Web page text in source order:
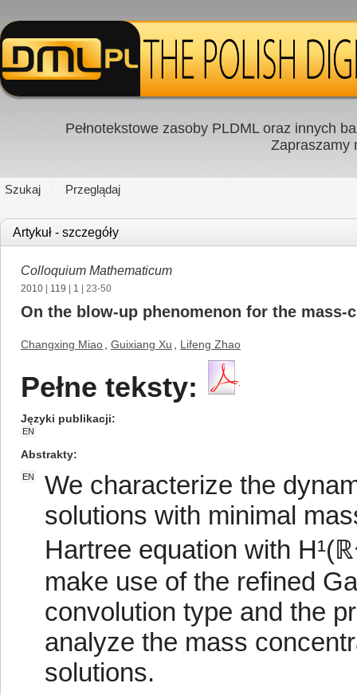
Pełnotekstowe zasoby PLDML oraz innych
Zapraszamy
Szukaj Przeglądaj
Artykuł - szczegóły
Colloquium Mathematicum
2010 119 1 | 23-50
On the blow-up phenomenon for the
Changxing Miao Guixiang Xu Lifeng Zhao
Pełne teksty:
Języki publikacji
EN
Abstrakty
EN
We characterize the
solutions with minimal
Hartree equation with
make use of the refined
convolution type and the
analyze the mass
solutions.